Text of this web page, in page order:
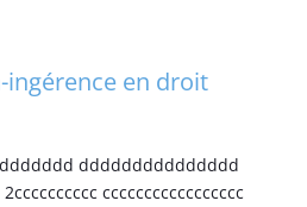
ingérence en droit
ddddddddddddddd
ccccccccccccccccc